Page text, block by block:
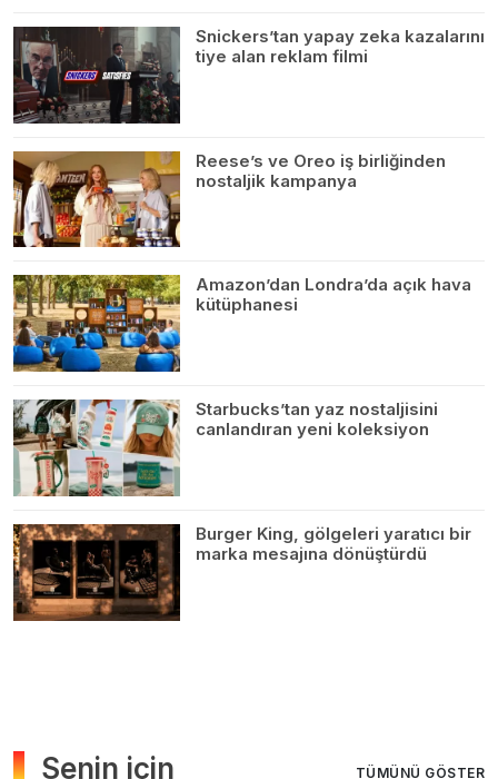
Snickers’tan yapay zeka kazalarını
tiye alan reklam filmi
Reese’s ve Oreo iş birliğinden
nostaljik kampanya
Amazon’dan Londra’da açık hava
kütüphanesi
Starbucks’tan yaz nostaljisini
canlandıran yeni koleksiyon
Burger King, gölgeleri yaratıcı bir
marka mesajına dönüştürdü
Senin için TÜMÜNÜ GÖSTER